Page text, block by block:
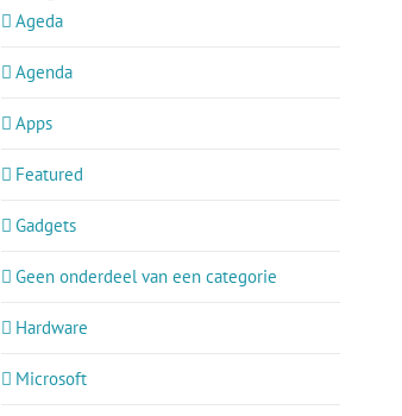
Ageda
Agenda
Apps
Featured
Gadgets
Geen onderdeel van een categorie
Hardware
Microsoft